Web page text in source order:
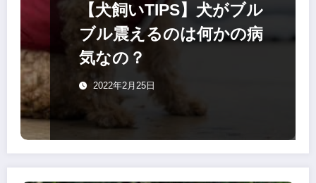
【犬飼いTIPS】犬がブル
ブル震えるのは何かの病
気なの？
2022年2月25日